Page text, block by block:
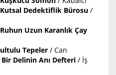
Kutsal Dedektiflik Bürosu /
Ruhun Uzun Karanlık Çay
Tepeler / Can
Bir Delinin Anı Defteri / İş